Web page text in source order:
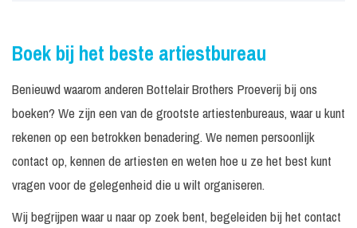
Boek bij het beste artiestbureau
Benieuwd waarom anderen Bottelair Brothers Proeverij bij ons
boeken? We zijn een van de grootste artiestenbureaus, waar u kunt
rekenen op een betrokken benadering. We nemen persoonlijk
contact op, kennen de artiesten en weten hoe u ze het best kunt
vragen voor de gelegenheid die u wilt organiseren.
Wij begrijpen waar u naar op zoek bent, begeleiden bij het contact